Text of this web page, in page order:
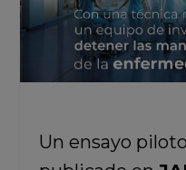
Un ensayo